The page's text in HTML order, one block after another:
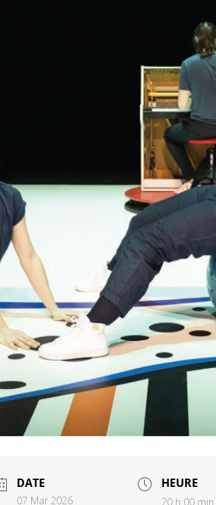
DATE
07 Mar 2026
HEURE
20 h 00 min